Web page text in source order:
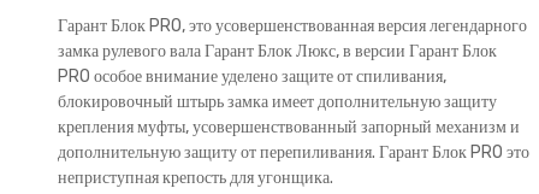
Гарант Блок PRO, это усовершенствованная версия легендарного
замка рулевого вала Гарант Блок Люкс, в версии Гарант Блок
PRO особое внимание уделено защите от спиливания,
блокировочный штырь замка имеет дополнительную защиту
крепления муфты, усовершенствованный запорный механизм и
дополнительную защиту от перепиливания. Гарант Блок PRO это
неприступная крепость для угонщика.